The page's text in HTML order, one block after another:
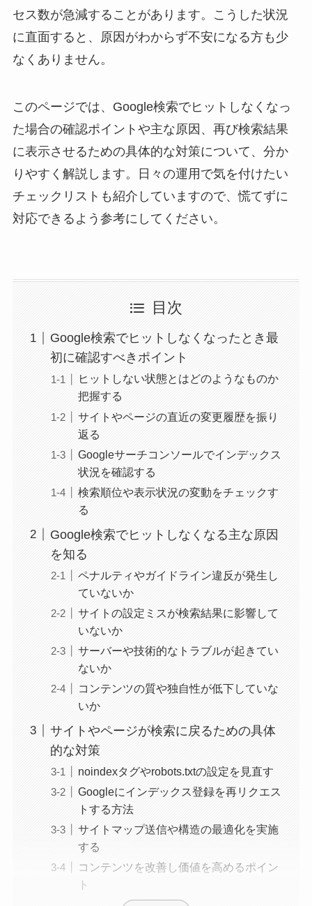
セス数が急減することがあります。こうした状況
に直面すると、原因がわからず不安になる方も少
なくありません。
このページでは、Google検索でヒットしなくなっ
た場合の確認ポイントや主な原因、再び検索結果
に表示させるための具体的な対策について、分か
りやすく解説します。日々の運用で気を付けたい
チェックリストも紹介していますので、慌てずに
対応できるよう参考にしてください。
目次
Google検索でヒットしなくなったとき最
初に確認すべきポイント
ヒットしない状態とはどのようなものか
把握する
サイトやページの直近の変更履歴を振り
返る
Googleサーチコンソールでインデックス
状況を確認する
検索順位や表示状況の変動をチェックす
る
Google検索でヒットしなくなる主な原因
を知る
ペナルティやガイドライン違反が発生し
ていないか
サイトの設定ミスが検索結果に影響して
いないか
サーバーや技術的なトラブルが起きてい
ないか
コンテンツの質や独自性が低下していな
いか
サイトやページが検索に戻るための具体
的な対策
noindexタグやrobots.txtの設定を見直す
Googleにインデックス登録を再リクエス
トする方法
サイトマップ送信や構造の最適化を実施
する
コンテンツを改善し価値を高めるポイン
ト